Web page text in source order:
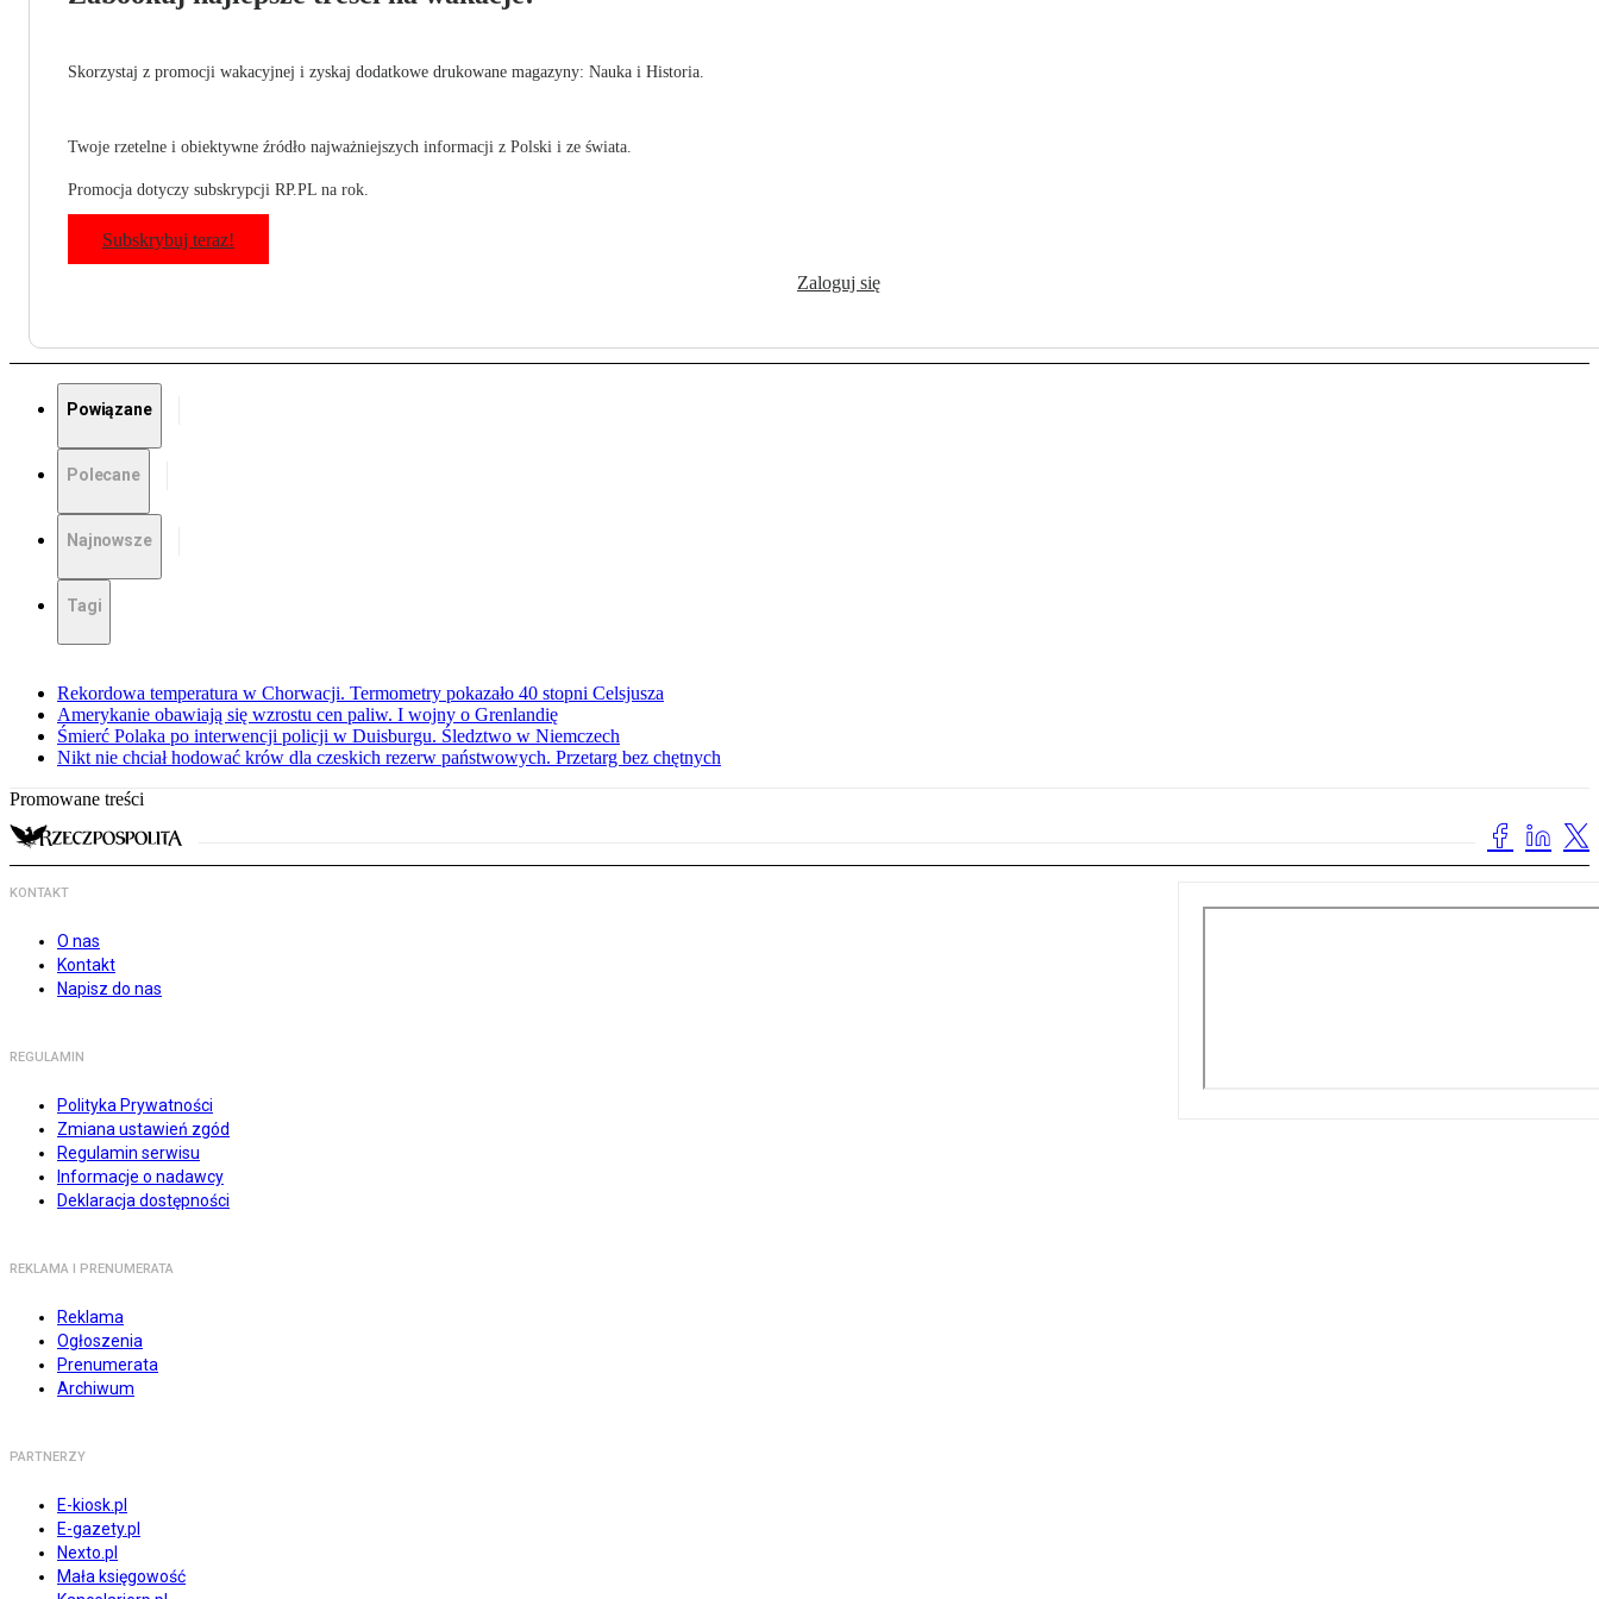
Skorzystaj z promocji wakacyjnej i zyskaj dodatkowe drukowane magazyny: Nauka i Historia.
Twoje rzetelne i obiektywne źródło najważniejszych informacji z Polski i ze świata.
Promocja dotyczy subskrypcji RP.PL na rok.
Subskrybuj teraz!
Zaloguj się
Powiązane
Polecane
Najnowsze
Tagi
Rekordowa temperatura w Chorwacji. Termometry pokazało 40 stopni Celsjusza
Amerykanie obawiają się wzrostu cen paliw. I wojny o Grenlandię
Śmierć Polaka po interwencji policji w Duisburgu. Śledztwo w Niemczech
Nikt nie chciał hodować krów dla czeskich rezerw państwowych. Przetarg bez chętnych
Promowane treści
KONTAKT
O nas
Kontakt
Napisz do nas
REGULAMIN
Polityka Prywatności
Zmiana ustawień zgód
Regulamin serwisu
Informacje o nadawcy
Deklaracja dostępności
REKLAMA I PRENUMERATA
Reklama
Ogłoszenia
Prenumerata
Archiwum
PARTNERZY
E-kiosk.pl
E-gazety.pl
Nexto.pl
Mała księgowość